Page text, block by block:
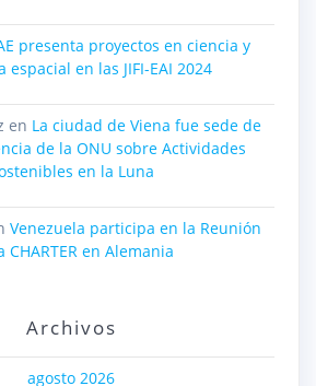
presenta proyectos en ciencia y
espacial en las JIFI-EAI 2024
en La ciudad de Viena fue sede de
de la ONU sobre Actividades
en la Luna
Venezuela participa en la Reunión
CHARTER en Alemania
Archivos
agosto 2026